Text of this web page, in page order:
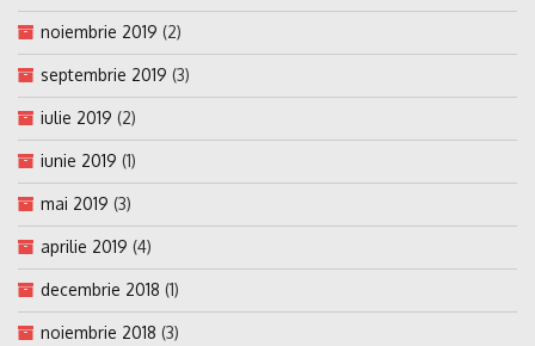
noiembrie 2019 (2)
septembrie 2019 (3)
iulie 2019 (2)
iunie 2019 (1)
mai 2019 (3)
aprilie 2019 (4)
decembrie 2018 (1)
noiembrie 2018 (3)